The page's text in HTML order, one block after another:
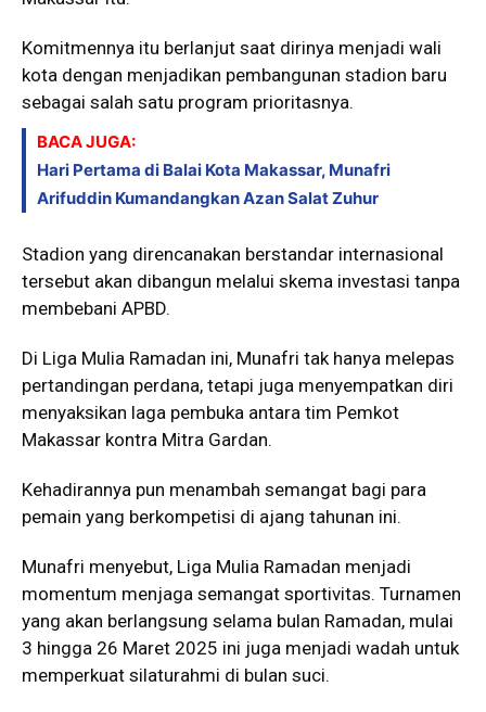
Komitmennya itu berlanjut saat dirinya menjadi wali
kota dengan menjadikan pembangunan stadion baru
sebagai salah satu program prioritasnya.
BACA JUGA:
Hari Pertama di Balai Kota Makassar, Munafri
Arifuddin Kumandangkan Azan Salat Zuhur
Stadion yang direncanakan berstandar internasional
tersebut akan dibangun melalui skema investasi tanpa
membebani APBD.
Di Liga Mulia Ramadan ini, Munafri tak hanya melepas
pertandingan perdana, tetapi juga menyempatkan diri
menyaksikan laga pembuka antara tim Pemkot
Makassar kontra Mitra Gardan.
Kehadirannya pun menambah semangat bagi para
pemain yang berkompetisi di ajang tahunan ini.
Munafri menyebut, Liga Mulia Ramadan menjadi
momentum menjaga semangat sportivitas. Turnamen
yang akan berlangsung selama bulan Ramadan, mulai
3 hingga 26 Maret 2025 ini juga menjadi wadah untuk
memperkuat silaturahmi di bulan suci.